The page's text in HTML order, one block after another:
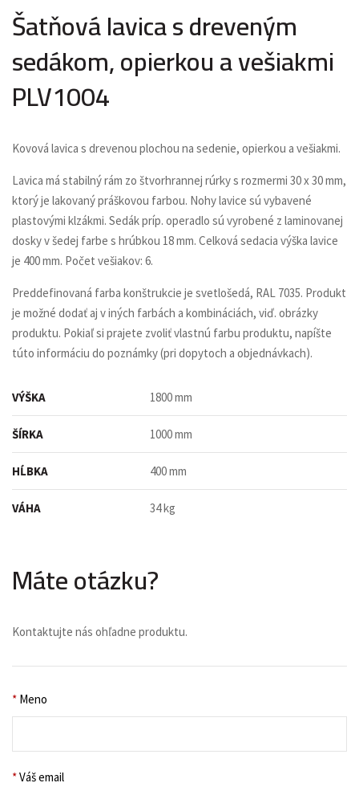
Šatňová lavica s dreveným
sedákom, opierkou a vešiakmi
PLV1004
Kovová lavica s drevenou plochou na sedenie, opierkou a vešiakmi.
Lavica má stabilný rám zo štvorhrannej rúrky s rozmermi 30 x 30 mm,
ktorý je lakovaný práškovou farbou. Nohy lavice sú vybavené
plastovými klzákmi. Sedák príp. operadlo sú vyrobené z laminovanej
dosky v šedej farbe s hrúbkou 18 mm. Celková sedacia výška lavice
je 400 mm. Počet vešiakov: 6.
Preddefinovaná farba konštrukcie je svetlošedá, RAL 7035. Produkt
je možné dodať aj v iných farbách a kombináciách, viď. obrázky
produktu. Pokiaľ si prajete zvoliť vlastnú farbu produktu, napíšte
túto informáciu do poznámky (pri dopytoch a objednávkach).
VÝŠKA 1800 mm
ŠÍRKA 1000 mm
HĹBKA 400 mm
VÁHA 34 kg
Máte otázku?
Kontaktujte nás ohľadne produktu.
* Meno
*Váš email